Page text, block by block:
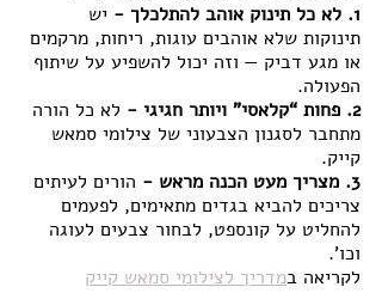
1. לא כל תינוק אוהב להתלכלך -
יש
תינוקות שלא אוהבים עוגות, ריחות, מרקמים
או מגע דביק — וזה יכול להשפיע על שיתוף
הפעולה.
2. פחות “קלאסי” ויותר חגיגי -
לא כל הורה
מתחבר לסגנון הצבעוני של צילומי סמאש
קייק.
3. מצריך מעט הכנה מראש -
הורים לעיתים
צריכים להביא בגדים מתאימים, לפעמים
להחליט על קונספט, לבחור צבעים לעוגה
וכו’.
לקריאה במדריך לצילומי סמאש קייק